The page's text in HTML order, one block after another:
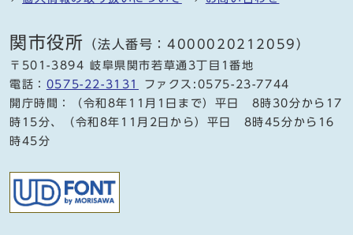
関市役所 （法人番号：4000020212059）
〒501-3894 岐阜県関市若草通3丁目1番地
電話： 0575-22-3131
ファクス:0575-23-7744
開庁時間：（令和8年11月1日まで）平日 8時30分から17
時15分、（令和8年11月2日から）平日 8時45分から16
時45分